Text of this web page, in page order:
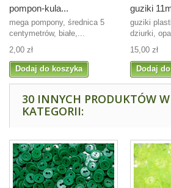
pompon-kula...
mega pompony, średnica 5
centymetrów, białe,...
2,00 zł
Dodaj do koszyka
guziki
guziki
dziurki,
15,00 zł
Dodaj
30 INNYCH PRODUKTÓW W
KATEGORII: